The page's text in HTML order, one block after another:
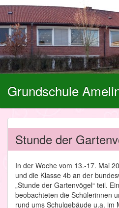
Grundschule
Stunde der
In der Woche vom 13.-17. Mai
und die Klasse 4b an der
„Stunde der Gartenvögel“ teil.
beobachteten die Schülerinnen
rund ums Schulgebäude u.a. im